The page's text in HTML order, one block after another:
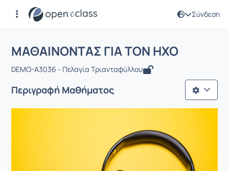
Σύνδεση
Αρχική Σελίδα
Μάθημα : ΜΑΘΑΙΝΟΝΤΑΣ ΓΙΑ ΤΟΝ
ΜΑΘΑΙΝΟΝΤΑΣ ΓΙΑ ΤΟΝ ΗΧΟ
DEMO-A3036 - Πελαγία Τριανταφύλλου
Περιγραφή Μαθήματος